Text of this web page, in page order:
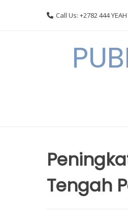
Call Us: +2782 444 YEAH
Tengah